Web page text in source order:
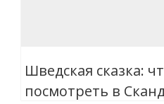
Шведская сказка:
посмотреть в